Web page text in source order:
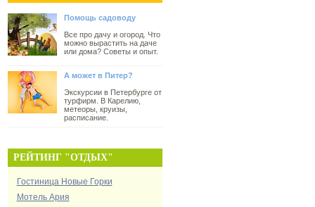
Помощь садоводу
Все про дачу и огород. Что
можно вырастить на даче
или дома? Советы и опыт.
А может в Питер?
Экскурсии в Петербурге от
турфирм. В Карелию,
метеоры, круизы,
расписание.
РЕЙТИНГ "ОТДЫХ"
Гостиница Новые Горки
Мотель Ария